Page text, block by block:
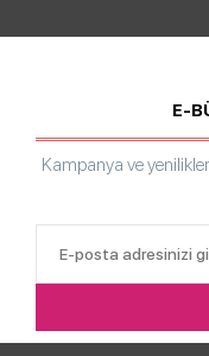
E-
Kampanya ve